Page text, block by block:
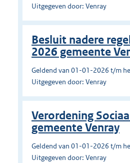
Uitgegeven door: Venray
Besluit nadere
2026 gemeente
Geldend van 01-01-2026 t/m
Uitgegeven door: Venray
Verordening
gemeente Venray
Geldend van 01-01-2026 t/m
Uitgegeven door: Venray